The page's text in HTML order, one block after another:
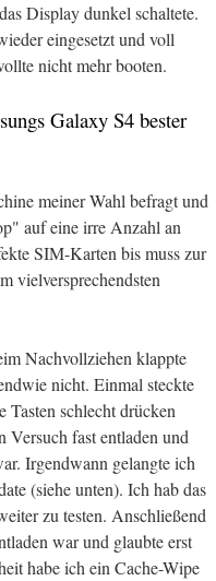
Display dunkel schaltete.
eingesetzt und voll
nicht mehr booten.
Galaxy S4 bester
meiner Wahl befragt und
auf eine irre Anzahl an
SIM-Karten bis muss zur
vielversprechendsten
Nachvollziehen klappte
nicht. Einmal steckte
Tasten schlecht drücken
Versuch fast entladen und
Irgendwann gelangte ich
(siehe unten). Ich hab das
zu testen. Anschließend
war und glaubte erst
habe ich ein Cache-Wipe